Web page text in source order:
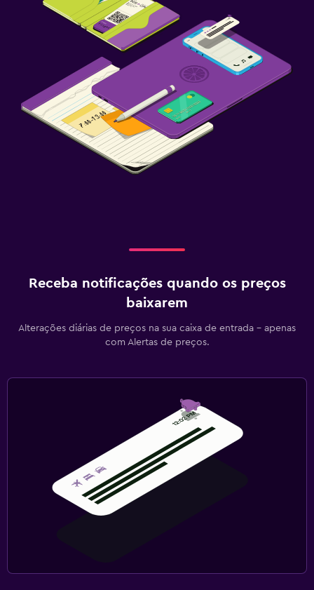
Receba notificações quando os preços
baixarem
Alterações diárias de preços na sua caixa de entrada - apenas
com Alertas de preços.